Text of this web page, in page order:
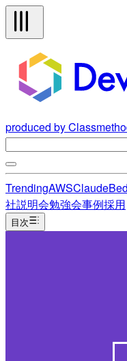
produced by
TrendingAWSClaude
社説明会勉強会事例採用
目次